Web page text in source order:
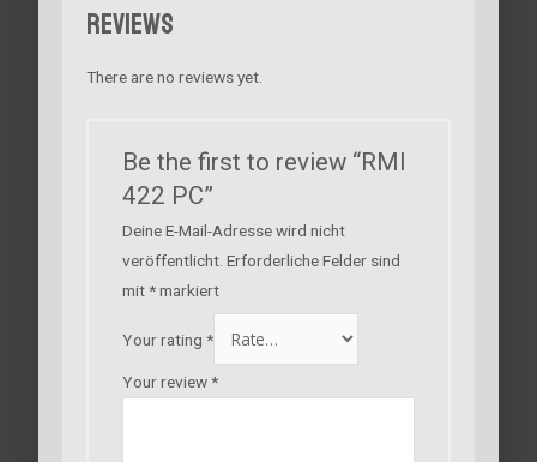
Reviews
There are no reviews yet.
Be the first to review “RMI
422 PC”
Deine E-Mail-Adresse wird nicht
veröffentlicht. Erforderliche Felder sind
mit*markiert
Your rating *
Your review*